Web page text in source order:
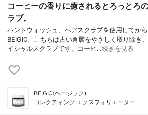
コーヒーの香りに癒されるとろっとろ
ラブ。
ハンドウォッシュ、ヘアスクラブを使用してか
BEIGIC。こちらは古い角層をやさしく取り除き
イシャルスクラブです。コーヒ…続きを見る
BEIGIC(ベージック)
コレクティング エクスフォリエーター